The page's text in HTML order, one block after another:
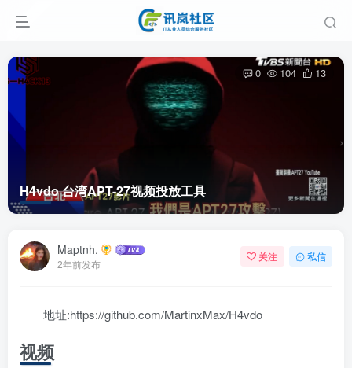
H4vdo 台湾APT-27视频投放工具
0 104 13
Maptnh.
2年前发布
关注 私信
地址:https://github.com/MartinxMax/H4vdo
视频